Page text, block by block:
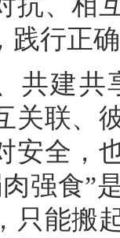
践行正
共建共
关联、
安全，
强食”
只能搬